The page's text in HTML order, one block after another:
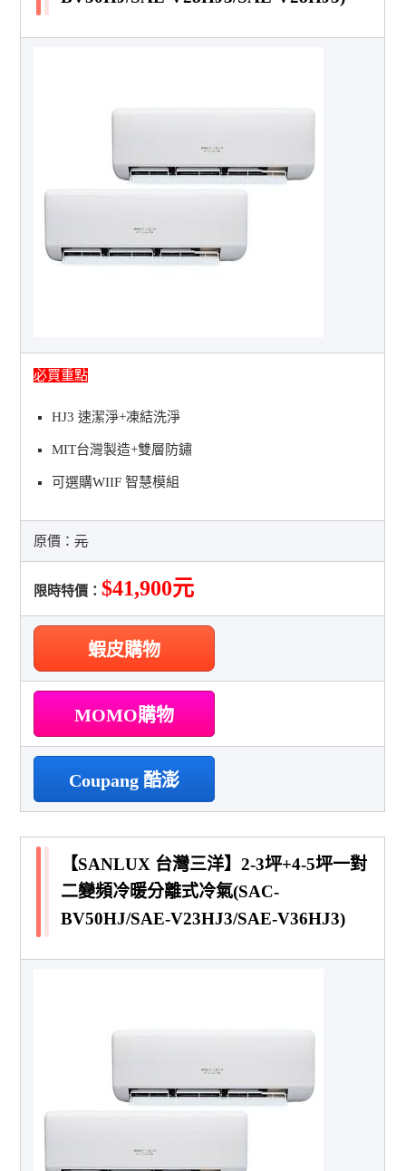
必買重點
HJ3 速潔淨+凍結洗淨
MIT台灣製造+雙層防鏽
可選購WIIF 智慧模組
原價：元
限時特價：$41,900元
蝦皮購物
MOMO購物
Coupang 酷澎
【SANLUX 台灣三洋】2-3坪+4-5坪一對
二變頻冷暖分離式冷氣(SAC-
BV50HJ/SAE-V23HJ3/SAE-V36HJ3)